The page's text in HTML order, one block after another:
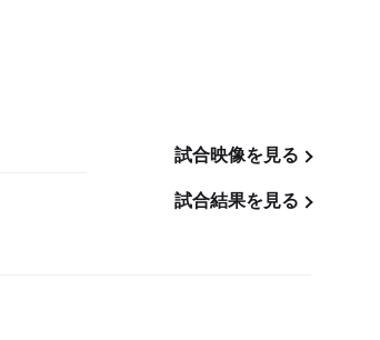
試合映像を見る
試合結果を見る